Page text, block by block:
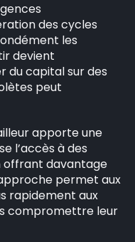
des cycles
les
devient
du capital sur des
peut
apporte une
l’accès à des
offrant davantage
permet aux
rapidement aux
compromettre leur